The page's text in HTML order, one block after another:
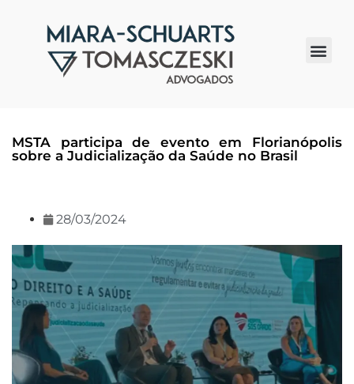
MSTA participa de evento em Florianópolis
sobre a Judicialização da Saúde no Brasil
28/03/2024